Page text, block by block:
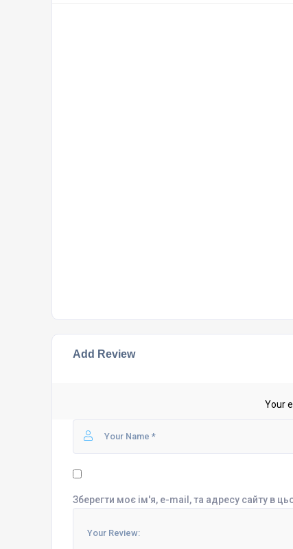
Add Review
Your
Зберегти моє ім'я, e-mail, та адресу сайту в